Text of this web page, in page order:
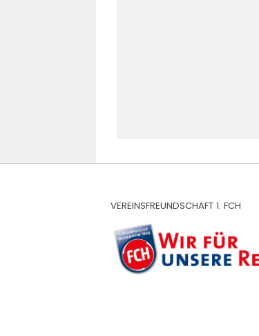
VEREINSFREUNDSCHAFT 1. FCH